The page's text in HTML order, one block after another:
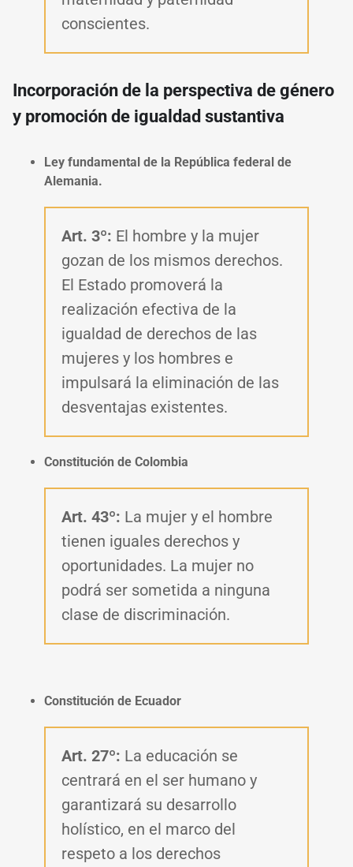
conscientes.
Incorporación de la perspectiva de género
y promoción de igualdad sustantiva
Ley fundamental de la República federal de
Alemania.
Art. 3º: El hombre y la mujer
gozan de los mismos derechos.
El Estado promoverá la
realización efectiva de la
igualdad de derechos de las
mujeres y los hombres e
impulsará la eliminación de las
desventajas existentes.
Constitución de Colombia
Art. 43º: La mujer y el hombre
tienen iguales derechos y
oportunidades. La mujer no
podrá ser sometida a ninguna
clase de discriminación.
Constitución de Ecuador
Art. 27º: La educación se
centrará en el ser humano y
garantizará su desarrollo
holístico, en el marco del
respeto a los derechos